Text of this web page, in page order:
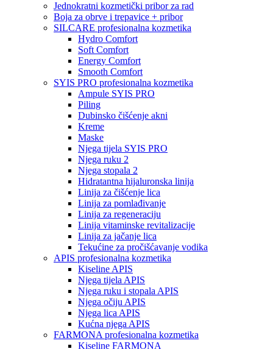
Jednokratni kozmetički pribor za rad
Boja za obrve i trepavice + pribor
SILCARE profesionalna kozmetika
Hydro Comfort
Soft Comfort
Energy Comfort
Smooth Comfort
SYIS PRO profesionalna kozmetika
Ampule SYIS PRO
Piling
Dubinsko čišćenje akni
Kreme
Maske
Njega tijela SYIS PRO
Njega ruku 2
Njega stopala 2
Hidratantna hijaluronska linija
Linija za čišćenje lica
Linija za pomlađivanje
Linija za regeneraciju
Linija vitaminske revitalizacije
Linija za jačanje lica
Tekućine za pročišćavanje vodika
APIS profesionalna kozmetika
Kiseline APIS
Njega tijela APIS
Njega ruku i stopala APIS
Njega očiju APIS
Njega lica APIS
Kućna njega APIS
FARMONA profesionalna kozmetika
Kiseline FARMONA